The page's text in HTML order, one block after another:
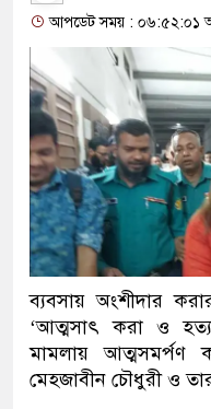
আপডেট সময় : ০৬:৫২:০১
ব্যবসায় অংশীদার
‘আত্মসাৎ করা ও
মামলায় আত্মসমর্পণ
মেহজাবীন চৌধুরী ও